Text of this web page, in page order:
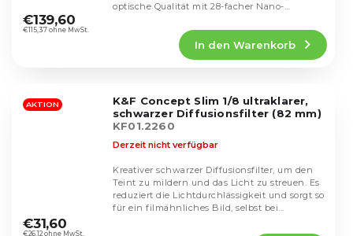
durchschnittliche
Produktbewertung
Sternen.
€115,37 ohne MwSt.
€139,60
In den Warenkorb
optische Qualität mit 28-facher Nano-
AKTION
K&F Concept Slim 1/8 ultraklarer,
schwarzer Diffusionsfilter (82 mm)
KF01.2260
durchschnittliche
Derzeit nicht verfügbar
€26,12 ohne MwSt.
€31,60
Kreativer schwarzer Diffusionsfilter, um den
Teint zu mildern und das Licht zu streuen. Es
reduziert die Lichtdurchlässigkeit und sorgt so
für ein filmähnliches Bild, selbst bei...